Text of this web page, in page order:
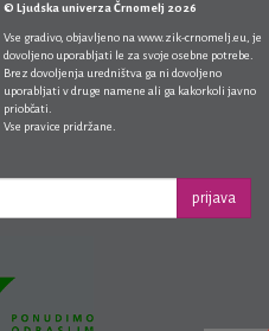
© Ljudska univerza Črnomelj 2026
Vse gradivo, objavljeno nawww.zik-crnomelj.eu, je
dovoljeno uporabljati le za svoje osebne potrebe.
Brez dovoljenja uredništva ga ni dovoljeno
uporabljati v druge namene ali ga kakorkoli javno
priobčati.
Vse pravice pridržane.
prijava